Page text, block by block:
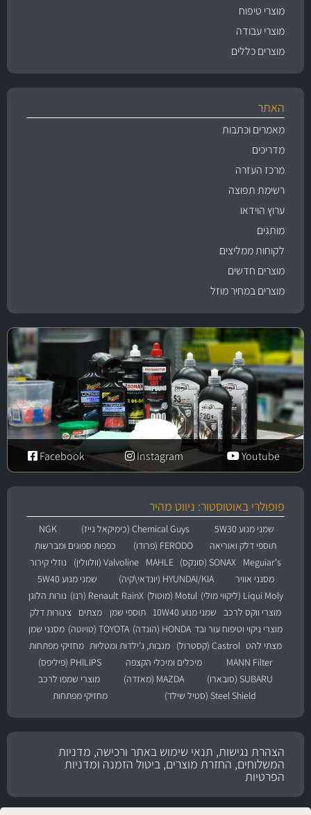
מוצרי טיפוח
מוצרי עבודה
מוצרים כללים
האתר
מאמרים וכתבות
מדריכים
מרכז העזרה
רשימת תפוצה
ערוץ הוידאו
מותגים
לקוחות ממליצים
מוצרים חדשים
מוצרים במחיר מוזל
Youtube
Instagram
Facebook
פופולרי באוטוסטור: ניווט מהיר
שמני מנוע 5W30 Chemical Guys (כימיקאל גייז)
NGK
תוספי דלק ואוריאה
FERODO (פרודו)
כפפות ספוגים ומברשות
Meguiar's
SONAX (סונקס) MAHLE Valvoline (וולוולין)
נוזלי קירור
מסנני אוויר
HYUNDAI/KIA (יונדאי\קיה)
שמני מנוע 5W40
Liqui Moly (ליקווי מולי)
Motul (מוטול) RainX Renault (רנו)
נורות הלוגן
מוצרי ווקס לרכב
שמני מנוע 10W40 תוספי שמן מצתים
צינורות דלק
מוצרי ניקוי וטיפוח עור ובד HONDA (הונדה) TOYOTA (טויוטה)
מסנני שמן
מצתי להט Castrol (קסטרול) מגבות, ג'ילדות ומטליות מחזיקי מפתחות
MANN Filter
מיכלים ומיכלי הקצפה
PHILIPS (פיליפס)
SUBARU (סובארו)
MAZDA (מאזדה)
מוצרי שמפו לרכב
Steel Shield (סטיל שילד)
מחזיקי מפתחות
הצהרת נגישות, תנאי שימוש באתר ורכישה, מדניות
המשלוחים, החזרת מוצרים, ביטול הזמנה ומדניות
הפרטיות